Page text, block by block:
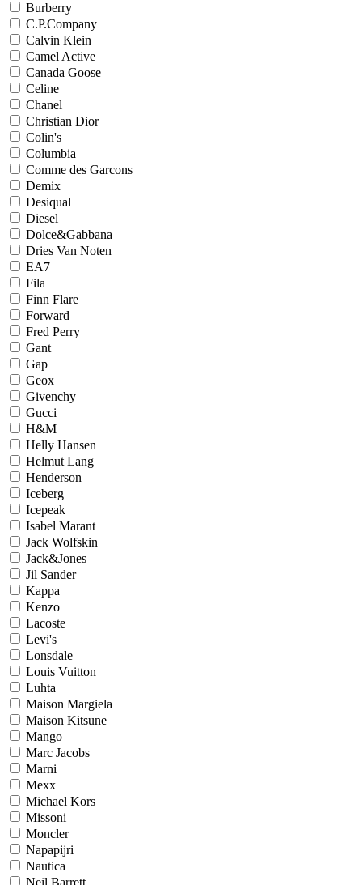
Burberry
C.P.Company
Calvin Klein
Camel Active
Canada Goose
Celine
Chanel
Christian Dior
Colin's
Columbia
Comme des Garcons
Demix
Desiqual
Diesel
Dolce&Gabbana
Dries Van Noten
EA7
Fila
Finn Flare
Forward
Fred Perry
Gant
Gap
Geox
Givenchy
Gucci
H&M
Helly Hansen
Helmut Lang
Henderson
Iceberg
Icepeak
Isabel Marant
Jack Wolfskin
Jack&Jones
Jil Sander
Kappa
Kenzo
Lacoste
Levi's
Lonsdale
Louis Vuitton
Luhta
Maison Margiela
Maison Kitsune
Mango
Marc Jacobs
Marni
Mexx
Michael Kors
Missoni
Moncler
Napapijri
Nautica